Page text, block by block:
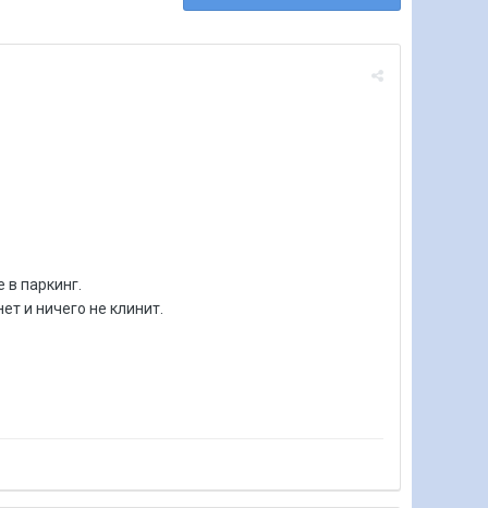
паркинг.
и ничего не клинит.